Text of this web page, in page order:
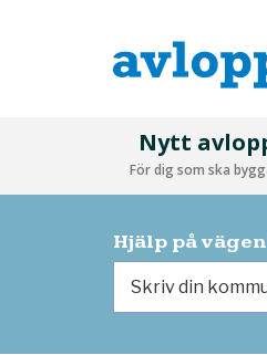
Nytt
För dig som ska
Hjälp på